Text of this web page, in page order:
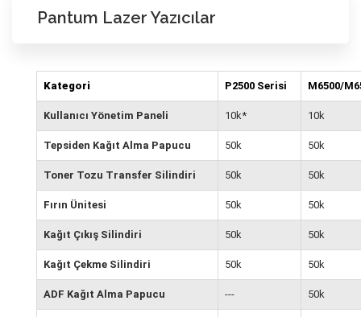
Pantum Lazer Yazıcılar
Kategori P2500 Serisi M6500/
Kullanıcı Yönetim Paneli 10k* 10k
Tepsiden Kağıt Alma Papucu 50k 50k
Toner Tozu Transfer Silindiri 50k 50k
Fırın Ünitesi 50k 50k
Kağıt Çıkış Silindiri 50k 50k
Kağıt Çekme Silindiri 50k 50k
ADF Kağıt Alma Papucu --- 50k